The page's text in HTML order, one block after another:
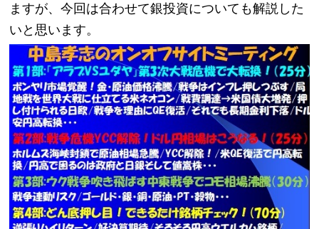
ますが、今回は合わせて銀投資についても解説した
いと思います。